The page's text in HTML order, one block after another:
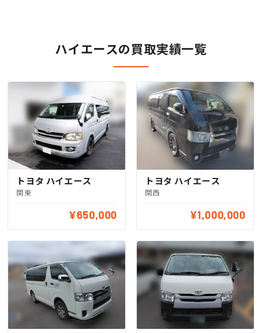
ハイエースの買取実績一覧
トヨタ ハイエース
関東
¥650,000
トヨタ ハイエース
関西
¥1,000,000